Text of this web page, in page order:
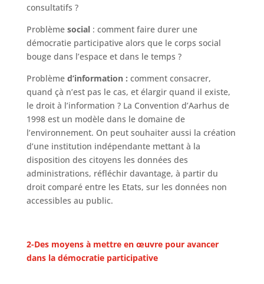
consultatifs ?
Problème social : comment faire durer une
démocratie participative alors que le corps social
bouge dans l’espace et dans le temps ?
Problème d’information : comment consacrer,
quand çà n’est pas le cas, et élargir quand il existe,
le droit à l’information ? La Convention d’Aarhus de
1998 est un modèle dans le domaine de
l’environnement. On peut souhaiter aussi la création
d’une institution indépendante mettant à la
disposition des citoyens les données des
administrations, réfléchir davantage, à partir du
droit comparé entre les Etats, sur les données non
accessibles au public.
2-Des moyens à mettre en œuvre pour avancer
dans la démocratie participative